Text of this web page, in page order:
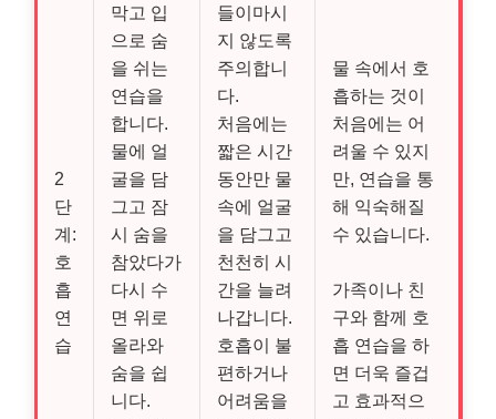
2
단
계:
호
흡
연
습
막고 입
으로 숨
을 쉬는
연습을
합니다.
물에 얼
굴을 담
그고 잠
시 숨을
참았다가
다시 수
면 위로
올라와
숨을 쉽
니다.
들이마시
지 않도록
주의합니
다.
처음에는
짧은 시간
동안만 물
속에 얼굴
을 담그고
천천히 시
간을 늘려
나갑니다.
호흡이 불
편하거나
어려움을
물 속에서 호
흡하는 것이
처음에는 어
려울 수 있지
만, 연습을 통
해 익숙해질
수 있습니다.
가족이나 친
구와 함께 호
흡 연습을 하
면 더욱 즐겁
고 효과적으